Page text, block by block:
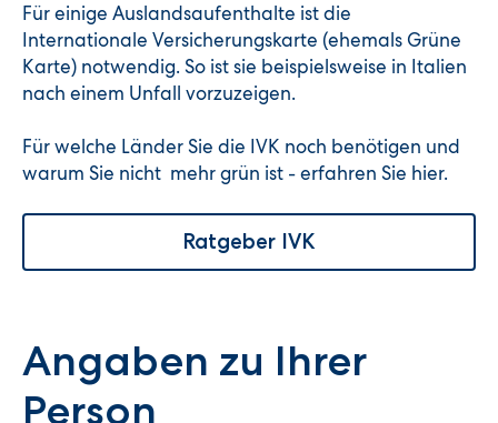
Für einige Auslandsaufenthalte ist die
Internationale Versicherungskarte (ehemals Grüne
Karte) notwendig. So ist sie beispielsweise in Italien
nach einem Unfall vorzuzeigen.
Für welche Länder Sie die IVK noch benötigen und
warum Sie nicht mehr grün ist - erfahren Sie hier.
Ratgeber IVK